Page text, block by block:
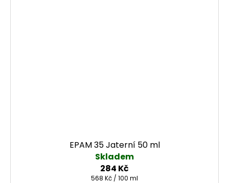
EPAM 35 Jaterní 50 ml
Skladem
284 Kč
Měrná cena:
568 Kč / 100 ml